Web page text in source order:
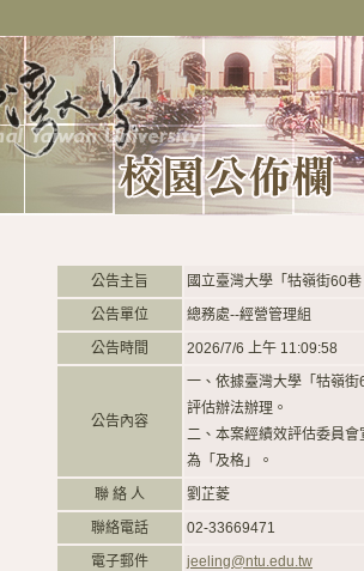
公告主旨
國立臺灣大學「牯嶺街60
公告單位
總務處--經營管理組
公告時間
2026/7/6 上午 11:09:58
公告內容
一、依據臺灣大學「牯嶺
評估辦法辦理。
二、本案經績效評估委員
為「及格」。
聯 絡 人
劉芷菱
聯絡電話
02-33669471
電子郵件
jeeling@ntu.edu.tw